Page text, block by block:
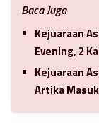
Baca Juga
Kejuaraan
Evening, 2
Kejuaraan
Artika